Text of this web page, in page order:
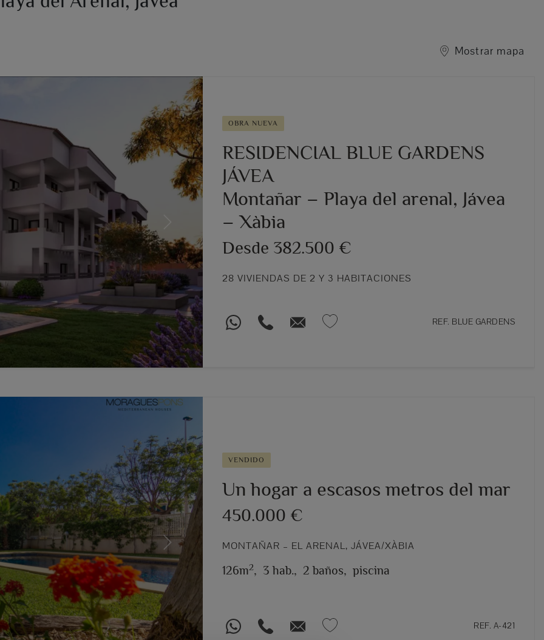
Mostrar mapa
OBRA NUEVA
RESIDENCIAL BLUE GARDENS
JÁVEA
Montañar – Playa del arenal, Jávea
– Xàbia
Desde 382.500 €
28 VIVIENDAS DE 2 Y 3 HABITACIONES
REF. BLUE GARDENS
Next
VENDIDO
Un hogar a escasos metros del mar
450.000 €
MONTAÑAR – EL ARENAL, JÁVEA/XÀBIA
126m2, 3 hab., 2 baños, piscina
REF. A-421